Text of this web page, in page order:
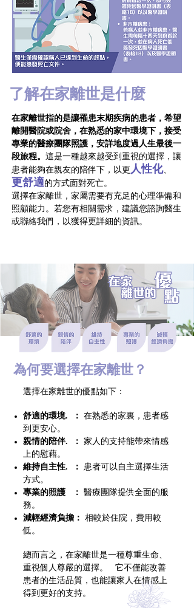
了解在家離世是什麼
在家離世指的是讓罹患末期疾病的患者，希望
離開醫院或院舍，在熟悉的家中環境下，接受
專業的醫療團隊照護，安詳地度過人生最後一
段旅程。 這是一種越來越受到重視的選擇，讓
患者能夠在親友的陪伴下，以更人性化、
更舒適的方式面對死亡。
選擇在家離世，家屬需要有充足的心理準備和
照顧能力。若您有相關需求，建議您諮詢醫生
或聯絡我們，以獲得更詳細的資訊。
為何要選擇在家離世？
選擇在家離世的優點如下：
舒適的環境. ： 在熟悉的家裏，患者感
到更安心。
親情的陪伴. ： 家人的支持能帶來情感
上的慰藉。
維持自主性. ： 患者可以自主選擇生活
方式。
專業的照護 ： 醫療團隊提供全面的服
務。
減輕經濟負擔： 相較於住院，費用較
低。
總而言之，在家離世是一種尊重生命、
重視個人尊嚴的選擇。 它不僅能改善
患者的生活品質，也能讓家人在情感上
得到更好的支持。